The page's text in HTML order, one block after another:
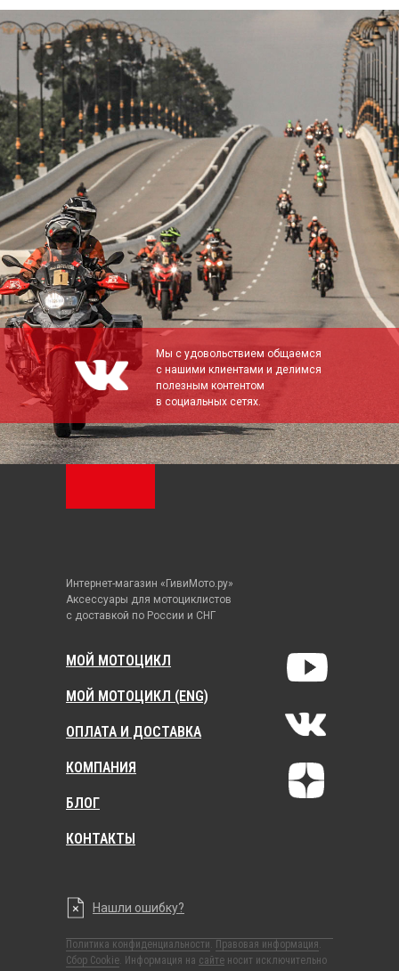
Мы с удовольствием общаемся
с нашими клиентами и делимся
полезным контентом
в социальных сетях.
Политика конфиденциальности Правовая информация
Сбор Cookie . Информация на сайте носит исключительно
Интернет-магазин «ГивиМото.ру»
Аксессуары для мотоциклистов
с доставкой по России и СНГ
КОНТАКТЫ
ОПЛАТА И ДОСТАВКА
БЛОГ
КОМПАНИЯ
МОЙ МОТОЦИКЛ (ENG)
МОЙ МОТОЦИКЛ
Нашли ошибку?